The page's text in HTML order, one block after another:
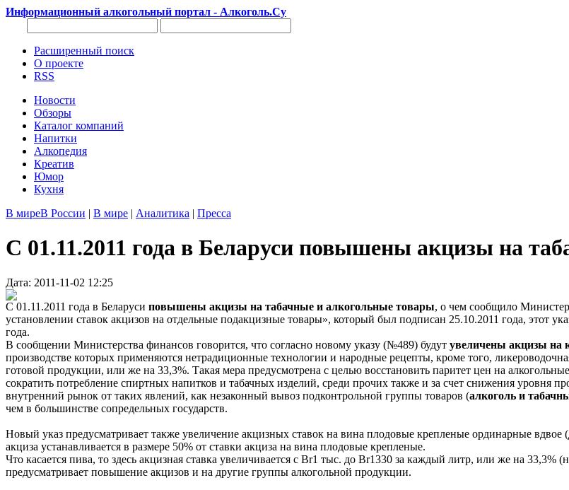
Информационный алкогольный портал - Алкоголь.Су
Расширенный поиск
О проекте
RSS
Новости
Обзоры
Каталог компаний
Напитки
Алкопедия
Креатив
Юмор
Кухня
В миреВ России | В мире | Аналитика | Пресса
С 01.11.2011 года в Беларуси повышены акцизы на
Дата: 2011-11-02 12:25
С 01.11.2011 года в Беларуси повышены акцизы на табачные и алкогольные товары, о чем сообщило
установлении ставок акцизов на отдельные подакцизные товары», который был подписан 25.10.2011 года, этот
года.
В сообщении Министерства финансов говорится, что согласно новому указу (№489) будут увеличены акцизы на
производстве которых применяются нетрадиционные технологии и народные рецепты, кроме того,
готовой продукции, или же на 33,3%. Такая мера предусмотрена с целью восстановить паритет цен на
сократить потребление спиртных напитков и табачных изделий, среди прочих также и за счет снижения уровня
внутренний рынок от таких явлений, как незаконный вывоз подконтрольной группы товаров (алкоголь и
чем в большинстве сопредельных государств.
Новый указ предусматривает также увеличение акцизных ставок на вина плодовые крепленые ординарные
акциза устанавливается в размере 50% от ставки акциза на вина плодовые крепленые.
Что касается пива, то здесь акцизная ставка увеличивается с Br1 тыс. до Br1330 за каждый литр, или же на 33,3%
предусматривает повышение акцизов и на другие группы алкогольной продукции.